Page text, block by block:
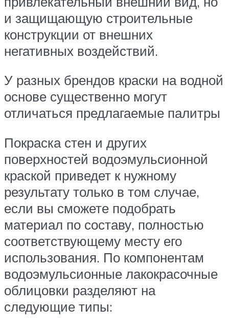
и защищающую строительные
конструкции от внешних
негативных воздействий.
У разных брендов краски на водной
основе существенно могут
отличаться предлагаемые палитры
Покраска стен и других
поверхностей водоэмульсионной
краской приведет к нужному
результату только в том случае,
если вы сможете подобрать
материал по составу, полностью
соответствующему месту его
использования. По компонентам
водоэмульсионные лакокрасочные
облицовки разделяют на
следующие типы: